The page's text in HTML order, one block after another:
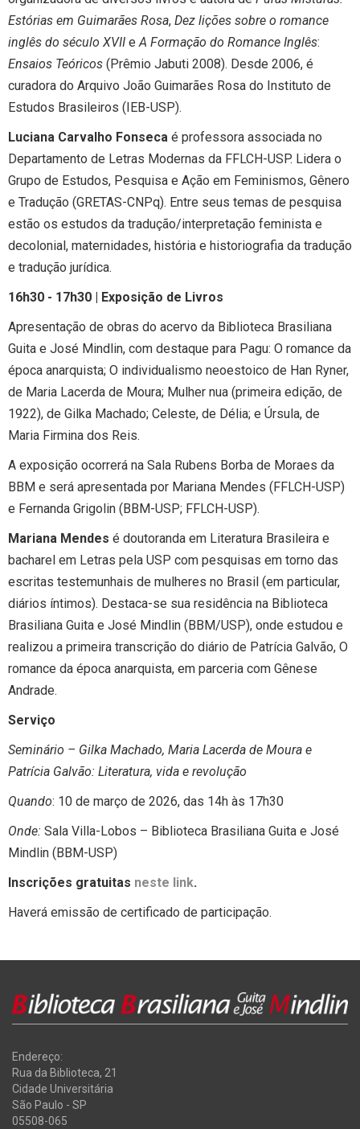
Estórias em Guimarães Rosa, Dez lições sobre o romance
inglês do século XVII e A Formação do Romance Inglês:
Ensaios Teóricos (Prêmio Jabuti 2008). Desde 2006, é
curadora do Arquivo João Guimarães Rosa do Instituto de
Estudos Brasileiros (IEB-USP).
Luciana Carvalho Fonseca é professora associada no
Departamento de Letras Modernas da FFLCH-USP. Lidera o
Grupo de Estudos, Pesquisa e Ação em Feminismos, Gênero
e Tradução (GRETAS-CNPq). Entre seus temas de pesquisa
estão os estudos da tradução/interpretação feminista e
decolonial, maternidades, história e historiografia da tradução
e tradução jurídica.
16h30 - 17h30 | Exposição de Livros
Apresentação de obras do acervo da Biblioteca Brasiliana
Guita e José Mindlin, com destaque para Pagu: O romance da
época anarquista; O individualismo neoestoico de Han Ryner,
de Maria Lacerda de Moura; Mulher nua (primeira edição, de
1922), de Gilka Machado; Celeste, de Délia; e Úrsula, de
Maria Firmina dos Reis.
A exposição ocorrerá na Sala Rubens Borba de Moraes da
BBM e será apresentada por Mariana Mendes (FFLCH-USP)
e Fernanda Grigolin (BBM-USP; FFLCH-USP).
Mariana Mendes é doutoranda em Literatura Brasileira e
bacharel em Letras pela USP com pesquisas em torno das
escritas testemunhais de mulheres no Brasil (em particular,
diários íntimos). Destaca-se sua residência na Biblioteca
Brasiliana Guita e José Mindlin (BBM/USP), onde estudou e
realizou a primeira transcrição do diário de Patrícia Galvão, O
romance da época anarquista, em parceria com Gênese
Andrade.
Serviço
Seminário – Gilka Machado, Maria Lacerda de Moura e
Patrícia Galvão: Literatura, vida e revolução
Quando: 10 de março de 2026, das 14h às 17h30
Onde: Sala Villa-Lobos – Biblioteca Brasiliana Guita e José
Mindlin (BBM-USP)
Inscrições gratuitas neste link.
Haverá emissão de certificado de participação.
Endereço:
Rua da Biblioteca, 21
Cidade Universitária
São Paulo - SP
05508-065